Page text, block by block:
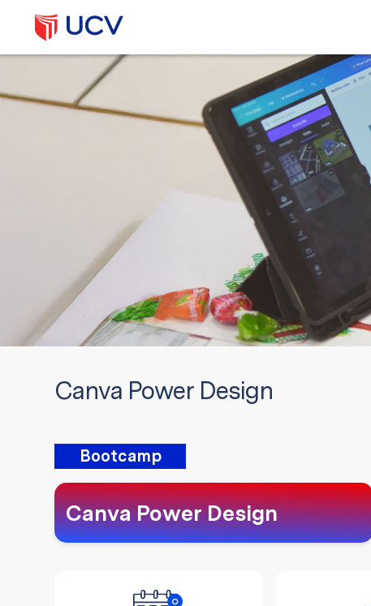
Canva Power Design
Bootcamp
Canva Power Design